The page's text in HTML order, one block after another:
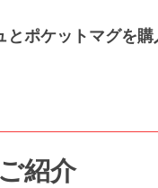
とポケットマグを購
紹介